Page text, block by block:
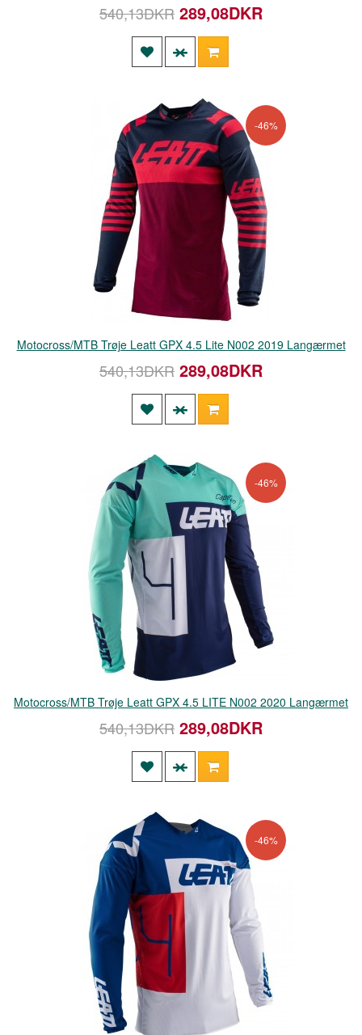
540,13DKR 289,08DKR
-46%
Motocross/MTB Trøje Leatt GPX 4.5 Lite N002 2019 Langærmet
540,13DKR 289,08DKR
-46%
Motocross/MTB Trøje Leatt GPX 4.5 LITE N002 2020 Langærmet
540,13DKR 289,08DKR
-46%